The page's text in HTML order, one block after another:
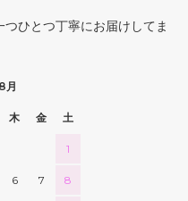
ひとつ丁寧にお届けしてま
月
木 金 土
1
6 7 8